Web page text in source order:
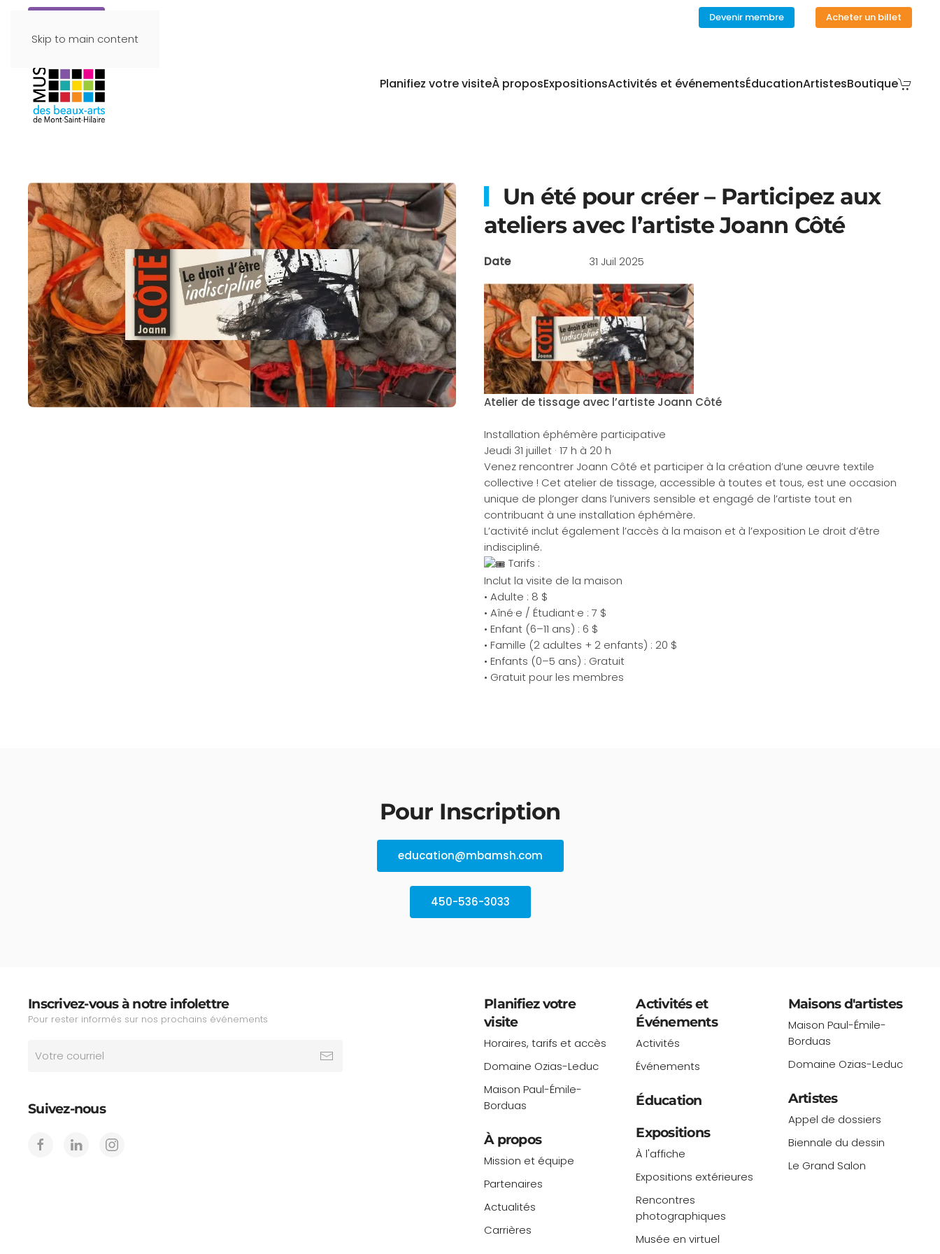
Skip to main content
Devenir membre Acheter un billet
Planifiez votre visiteÀ proposExpositionsActivités et événementsÉducationArtistesBoutique
Un été pour créer – Participez aux
ateliers avec l’artiste Joann Côté
Date 31 Juil 2025
Atelier de tissage avec l’artiste Joann Côté
Installation éphémère participative
Jeudi 31 juillet · 17 h à 20 h
Venez rencontrer Joann Côté et participer à la création d’une œuvre textile
collective ! Cet atelier de tissage, accessible à toutes et tous, est une occasion
unique de plonger dans l’univers sensible et engagé de l’artiste tout en
contribuant à une installation éphémère.
L’activité inclut également l’accès à la maison et à l’exposition Le droit d’être
indiscipliné.
Tarifs :
Inclut la visite de la maison
• Adulte : 8 $
• Aîné·e / Étudiant·e : 7 $
• Enfant (6–11 ans) : 6 $
• Famille (2 adultes + 2 enfants) : 20 $
• Enfants (0–5 ans) : Gratuit
• Gratuit pour les membres
Pour Inscription
education@mbamsh.com
450-536-3033
Inscrivez-vous à notre infolettre
Pour rester informés sur nos prochains événements
Suivez-nous
Planifiez votre
visite
Horaires, tarifs et accès
Domaine Ozias-Leduc
Maison Paul-Émile-
Borduas
À propos
Mission et équipe
Partenaires
Actualités
Carrières
Activités et
Événements
Activités
Événements
Éducation
Expositions
À l'affiche
Expositions extérieures
Rencontres
photographiques
Musée en virtuel
Maisons d'artistes
Maison Paul-Émile-
Borduas
Domaine Ozias-Leduc
Artistes
Appel de dossiers
Biennale du dessin
Le Grand Salon